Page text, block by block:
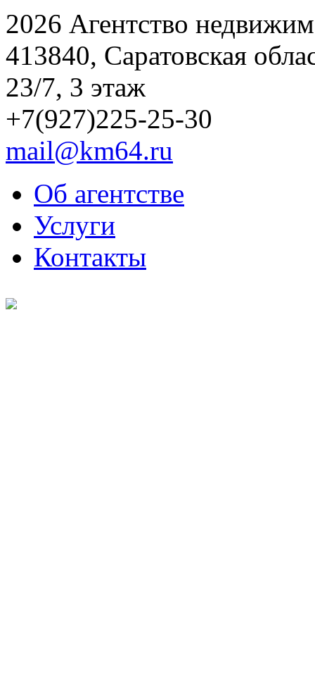
2026 Агентство
413840, Саратовская
23/7, 3 этаж
+7(927)225-25-30
mail@km64.ru
Об агентстве
Услуги
Контакты